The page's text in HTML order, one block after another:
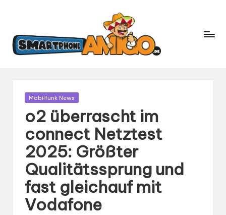
m
a
rt
in
der
Mobilfunk
Gepostet
Mobilfunk News
o2 überrascht im
connect Netztest
2025: Größter
Qualitätssprung und
fast gleichauf mit
Vodafone